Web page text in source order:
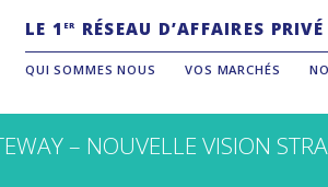
LE 1 ER RÉSEAU D’AFFAIRES
QUI SOMMES NOUS VOS MARCHÉS
– NOUVELLE VISION